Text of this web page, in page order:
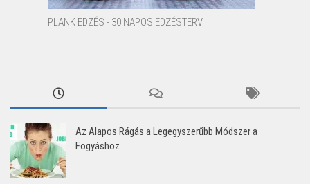
PLANK EDZÉS - 30 NAPOS EDZÉSTERV
Az Alapos Rágás a Legegyszerűbb Módszer a
Fogyáshoz